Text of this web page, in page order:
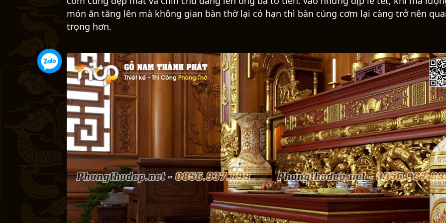
món ăn tăng lên mà không gian bàn thờ lại có hạn thì bàn cúng cơm lại càng trở nên
trọng hơn.